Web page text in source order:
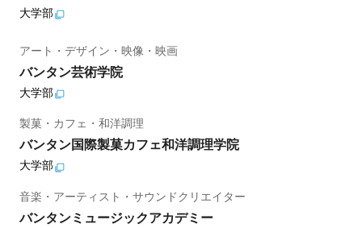
大学部
アート・デザイン・映像・映画
バンタン芸術学院
大学部
製菓・カフェ・和洋調理
バンタン国際製菓カフェ和洋調理学院
大学部
音楽・アーティスト・サウンドクリエイター
バンタンミュージックアカデミー